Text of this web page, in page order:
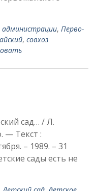
администрации, Перво­
, совхоз
сад… / Л.
— Текст :
– 1989. – 31
сады есть не